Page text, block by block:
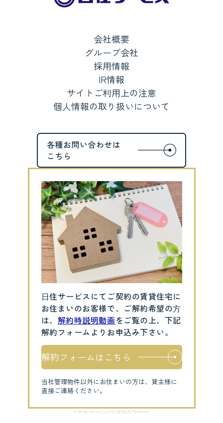
会社概要
グループ会社
採用情報
IR情報
サイトご利用上の注意
個人情報の取り扱いについて
⽇住サービスにてご契約の賃貸住宅に
お住まいのお客様で、ご解約希望の⽅
は、 解約時説明動画をご覧の上、下記
解約フォームよりお申込み下さい。
解約フォームはこちら
当社管理物件以外にお住まいの方は、貸主様に
直接ご連絡ください。
© Nichiju Service Co.,LTD. All Rights Reserved.